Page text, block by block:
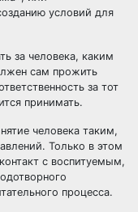
условий для
за человека, каким
сам прожить
за тот
принимать.
человека таким,
Только в этом
с воспитуемым,
процесса.